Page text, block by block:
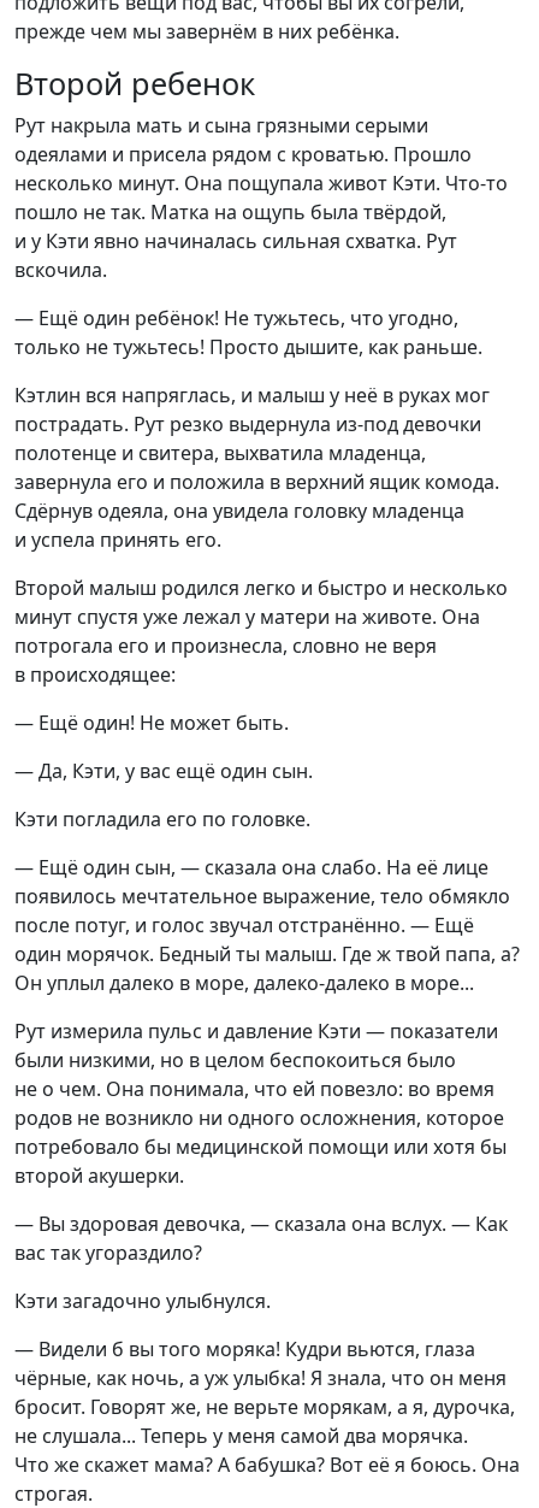
прежде чем мы завернём в них ребёнка.
Второй ребенок
Рут накрыла мать и сына грязными серыми
одеялами и присела рядом с кроватью. Прошло
несколько минут. Она пощупала живот Кэти. Что-то
пошло не так. Матка на ощупь была твёрдой,
и у Кэти явно начиналась сильная схватка. Рут
вскочила.
— Ещё один ребёнок! Не тужьтесь, что угодно,
только не тужьтесь! Просто дышите, как раньше.
Кэтлин вся напряглась, и малыш у неё в руках мог
пострадать. Рут резко выдернула из-под девочки
полотенце и свитера, выхватила младенца,
завернула его и положила в верхний ящик комода.
Сдёрнув одеяла, она увидела головку младенца
и успела принять его.
Второй малыш родился легко и быстро и несколько
минут спустя уже лежал у матери на животе. Она
потрогала его и произнесла, словно не веря
в происходящее:
— Ещё один! Не может быть.
— Да, Кэти, у вас ещё один сын.
Кэти погладила его по головке.
— Ещё один сын, — сказала она слабо. На её лице
появилось мечтательное выражение, тело обмякло
после потуг, и голос звучал отстранённо. — Ещё
один морячок. Бедный ты малыш. Где ж твой папа, а?
Он уплыл далеко в море, далеко-далеко в море...
Рут измерила пульс и давление Кэти — показатели
были низкими, но в целом беспокоиться было
не о чем. Она понимала, что ей повезло: во время
родов не возникло ни одного осложнения, которое
потребовало бы медицинской помощи или хотя бы
второй акушерки.
— Вы здоровая девочка, — сказала она вслух. — Как
вас так угораздило?
Кэти загадочно улыбнулся.
— Видели б вы того моряка! Кудри вьются, глаза
чёрные, как ночь, а уж улыбка! Я знала, что он меня
бросит. Говорят же, не верьте морякам, а я, дурочка,
не слушала... Теперь у меня самой два морячка.
Что же скажет мама? А бабушка? Вот её я боюсь. Она
строгая.